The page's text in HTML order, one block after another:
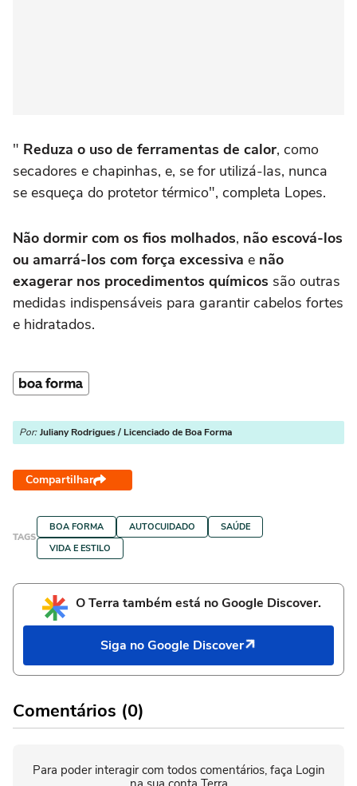
" Reduza o uso de ferramentas de calor, como
secadores e chapinhas, e, se for utilizá-las, nunca
se esqueça do protetor térmico", completa Lopes.
Não dormir com os fios molhados, não escová-los
ou amarrá-los com força excessiva e não
exagerar nos procedimentos químicos são outras
medidas indispensáveis para garantir cabelos fortes
e hidratados.
Por: Juliany Rodrigues / Licenciado de Boa Forma
Compartilhar
TAGS
BOA FORMA AUTOCUIDADO
SAÚDE
VIDA E ESTILO
O Terra também está no Google Discover.
Siga no Google Discover
Comentários (0)
Para poder interagir com todos comentários, faça Login